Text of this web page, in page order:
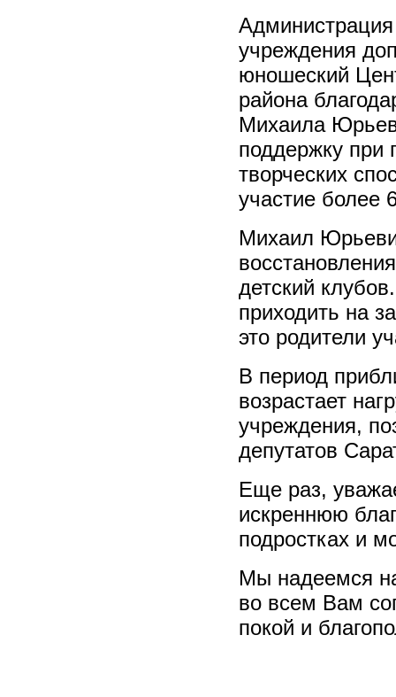
Администрация
учреждения
юношеский
района
Михаила
поддержку при
творческих
участие более
Михаил
детский
приходить на
это родители
В период
возрастает
учреждения,
депутатов
Еще раз,
искреннюю
подростках и
Мы надеемся
во всем Вам
покой и